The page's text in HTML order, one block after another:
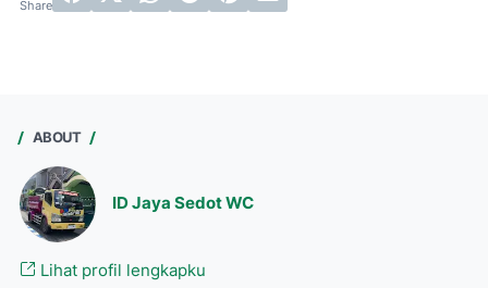
ABOUT
ID Jaya Sedot WC
Lihat profil lengkapku